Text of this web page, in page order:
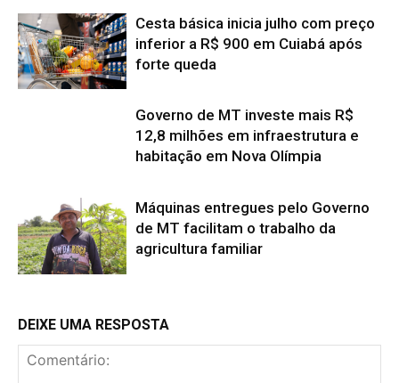
Cesta básica inicia julho com preço
inferior a R$ 900 em Cuiabá após
forte queda
Governo de MT investe mais R$
12,8 milhões em infraestrutura e
habitação em Nova Olímpia
Máquinas entregues pelo Governo
de MT facilitam o trabalho da
agricultura familiar
DEIXE UMA RESPOSTA